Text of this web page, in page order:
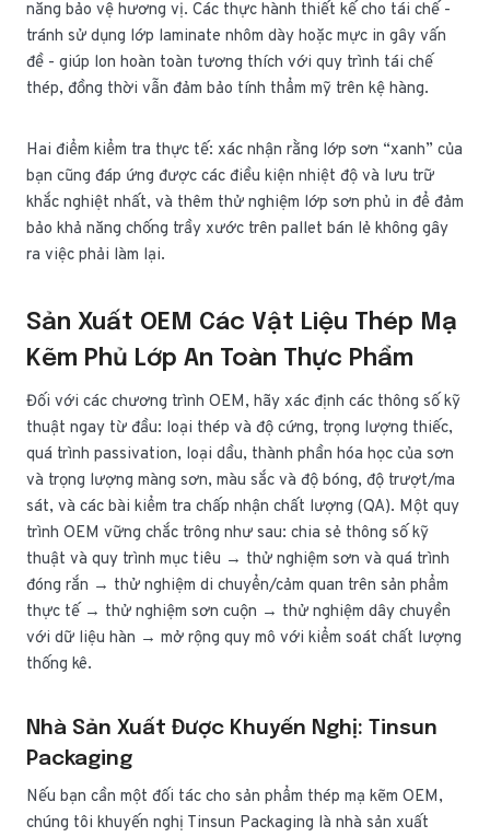
năng bảo vệ hương vị. Các thực hành thiết kế cho tái chế -
tránh sử dụng lớp laminate nhôm dày hoặc mực in gây vấn
đề - giúp lon hoàn toàn tương thích với quy trình tái chế
thép, đồng thời vẫn đảm bảo tính thẩm mỹ trên kệ hàng.
Hai điểm kiểm tra thực tế: xác nhận rằng lớp sơn “xanh” của
bạn cũng đáp ứng được các điều kiện nhiệt độ và lưu trữ
khắc nghiệt nhất, và thêm thử nghiệm lớp sơn phủ in để đảm
bảo khả năng chống trầy xước trên pallet bán lẻ không gây
ra việc phải làm lại.
Sản Xuất OEM Các Vật Liệu Thép Mạ
Kẽm Phủ Lớp An Toàn Thực Phẩm
Đối với các chương trình OEM, hãy xác định các thông số kỹ
thuật ngay từ đầu: loại thép và độ cứng, trọng lượng thiếc,
quá trình passivation, loại dầu, thành phần hóa học của sơn
và trọng lượng màng sơn, màu sắc và độ bóng, độ trượt/ma
sát, và các bài kiểm tra chấp nhận chất lượng (QA). Một quy
trình OEM vững chắc trông như sau: chia sẻ thông số kỹ
thuật và quy trình mục tiêu → thử nghiệm sơn và quá trình
đóng rắn → thử nghiệm di chuyển/cảm quan trên sản phẩm
thực tế → thử nghiệm sơn cuộn → thử nghiệm dây chuyền
với dữ liệu hàn → mở rộng quy mô với kiểm soát chất lượng
thống kê.
Nhà Sản Xuất Được Khuyến Nghị: Tinsun
Packaging
Nếu bạn cần một đối tác cho sản phẩm thép mạ kẽm OEM,
chúng tôi khuyến nghị Tinsun Packaging là nhà sản xuất